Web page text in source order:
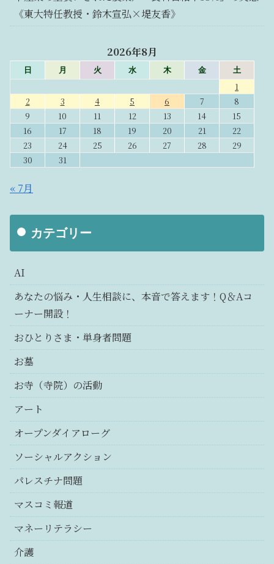
《東大特任教授・鈴木宣弘×堤友香》
2026年8月
日 月 火 水 木 金 土
1
2
3 4 5 6 7
8
9
10 11 12 13 14
15
16
17 18 19 20 21
22
23
24 25 26 27 28
29
30
31
« 7月
カテゴリー
AI
あなたの悩み・人生相談に、本音で答えます！Q＆Aコ
ーナー開設！
おひとりさま・単身者問題
お墓
お寺（寺院）の活動
アート
オープンダイアローグ
ソーシャルアクション
パレスチナ問題
マスコミ報道
マネーリテラシー
介護